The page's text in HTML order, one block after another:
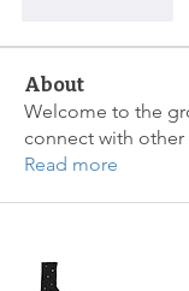
About
Welcome to the
connect with
Read more